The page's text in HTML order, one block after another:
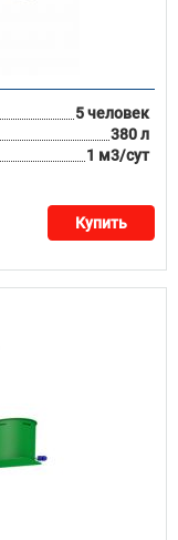
5 человек
380 л
1 м3/сут
Купить